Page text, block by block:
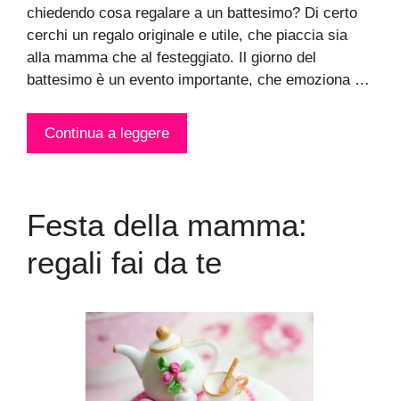
chiedendo cosa regalare a un battesimo? Di certo
cerchi un regalo originale e utile, che piaccia sia
alla mamma che al festeggiato. Il giorno del
battesimo è un evento importante, che emoziona …
Continua a leggere
Festa della mamma:
regali fai da te